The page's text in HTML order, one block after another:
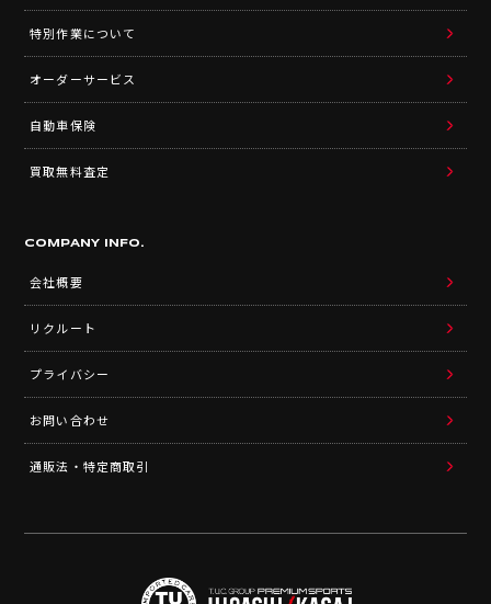
特別作業について
オーダーサービス
自動車保険
買取無料査定
COMPANY INFO.
会社概要
リクルート
プライバシー
お問い合わせ
通販法・特定商取引